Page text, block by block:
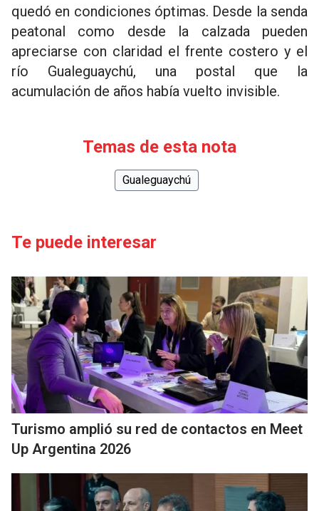
quedó en condiciones óptimas. Desde la senda
peatonal como desde la calzada pueden
apreciarse con claridad el frente costero y el
río Gualeguaychú, una postal que la
acumulación de años había vuelto invisible.
Temas de esta nota
Gualeguaychú
Te puede interesar
Turismo amplió su red de contactos en Meet
Up Argentina 2026